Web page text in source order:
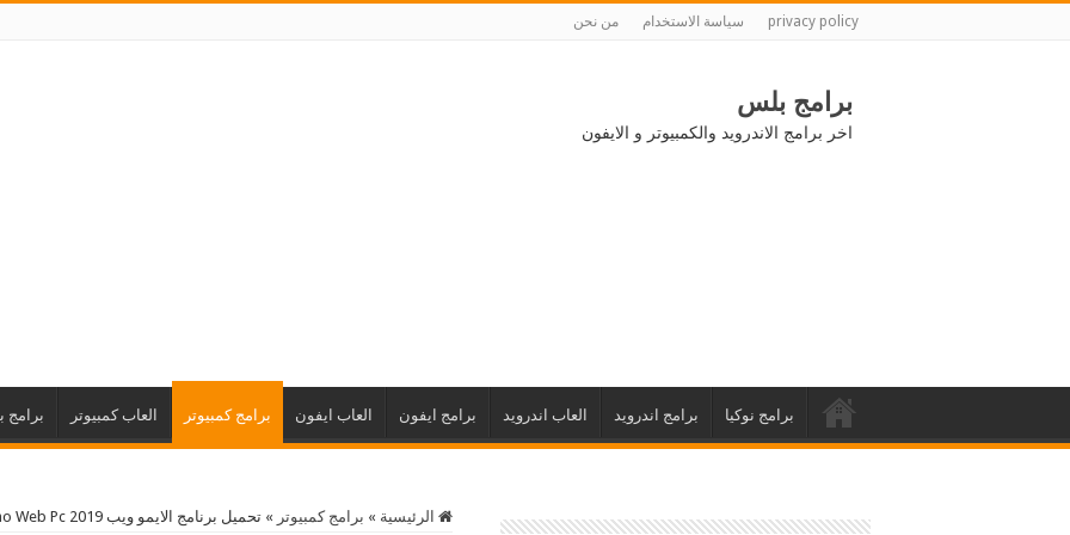
privacy policy سياسة الاستخدام من نحن
برامج بلس
اخر برامج الاندرويد والكمبيوتر و الايفون
برامج نوكيا برامج اندرويد العاب اندرويد برامج ايفون العاب ايفون برامج كمبيوتر العاب كمبيوتر برامج
الرئيسية » برامج كمبيوتر » تحميل برنامج الايمو ويب 2019 Imo Web Pc